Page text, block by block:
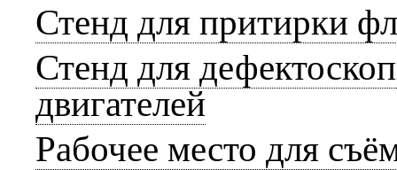
Стенд для притирки
Стенд для
двигателей
Рабочее место для